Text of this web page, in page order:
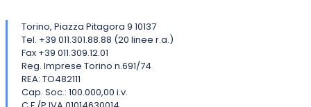
Torino, Piazza Pitagora 9 10137
Tel. +39 011.301.88.88 (20 linee r.a.)
Fax +39 011.309.12.01
Reg. Imprese Torino n.691/74
REA: TO482111
Cap. Soc.: 100.000,00 i.v.